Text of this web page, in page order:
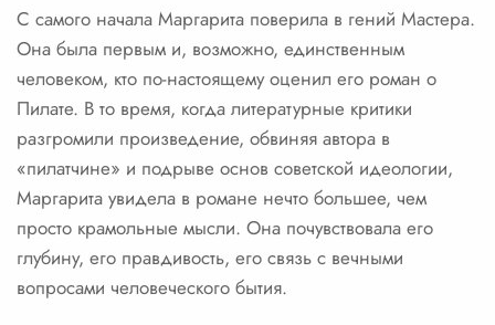
С самого начала Маргарита поверила в гений Мастера.
Она была первым и, возможно, единственным
человеком, кто по-настоящему оценил его роман о
Пилате. В то время, когда литературные критики
разгромили произведение, обвиняя автора в
«пилатчине» и подрыве основ советской идеологии,
Маргарита увидела в романе нечто большее, чем
просто крамольные мысли. Она почувствовала его
глубину, его правдивость, его связь с вечными
вопросами человеческого бытия.